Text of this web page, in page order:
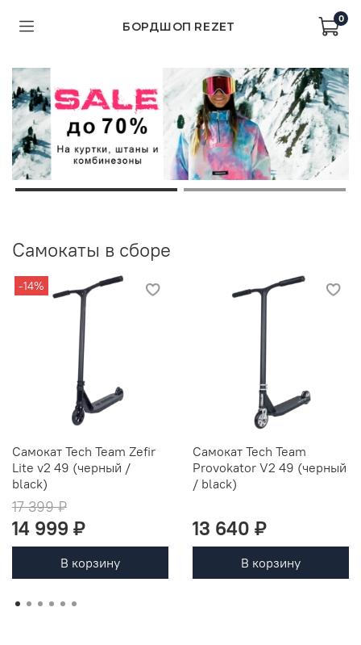
БОРДШОП REZET
0
Самокаты в сборе
-14%
Самокат Tech Team Zefir
Lite v2 49 (черный /
black)
17 399 ₽
14 999 ₽
В корзину
Самокат Tech Team
Provokator V2 49 (черный
/ black)
13 640 ₽
В корзину